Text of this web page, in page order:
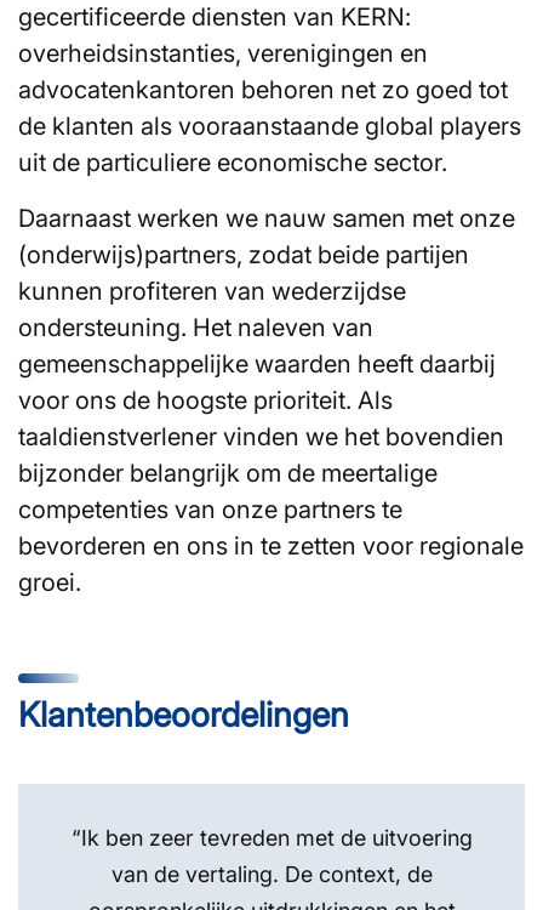
gecertificeerde diensten van KERN:
overheidsinstanties, verenigingen en
advocatenkantoren behoren net zo goed tot
de klanten als vooraanstaande global players
uit de particuliere economische sector.
Daarnaast werken we nauw samen met onze
(onderwijs)partners, zodat beide partijen
kunnen profiteren van wederzijdse
ondersteuning. Het naleven van
gemeenschappelijke waarden heeft daarbij
voor ons de hoogste prioriteit. Als
taaldienstverlener vinden we het bovendien
bijzonder belangrijk om de meertalige
competenties van onze partners te
bevorderen en ons in te zetten voor regionale
groei.
Klantenbeoordelingen
“Ik ben zeer tevreden met de uitvoering
van de vertaling. De context, de